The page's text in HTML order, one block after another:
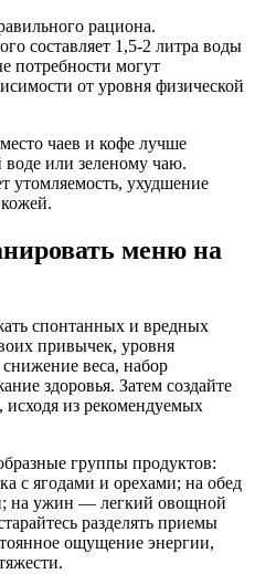
рациона.
составляет 1,5-2 литра воды
потребности могут
от уровня физической
чаев и кофе лучше
воде или зеленому чаю.
утомляемость, ухудшение
меню на
спонтанных и вредных
привычек, уровня
веса, набор
здоровья. Затем создайте
из рекомендуемых
группы продуктов:
с ягодами и орехами; на обед
на ужин — легкий овощной
разделять приемы
ощущение энергии,